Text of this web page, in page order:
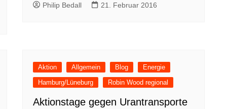
Philip Bedall 21. Februar 2016
Aktion Allgemein Blog
Energie
Hamburg/Lüneburg
Robin Wood regional
Aktionstage gegen Urantransporte